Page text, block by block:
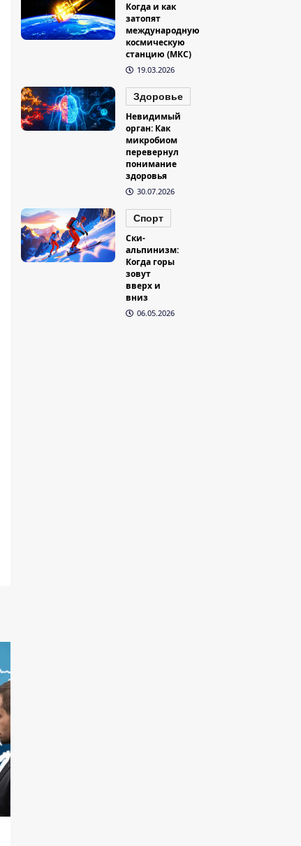
Когда и как
затопят
международную
космическую
станцию (МКС)
19.03.2026
Здоровье
Невидимый
орган: Как
микробиом
перевернул
понимание
здоровья
30.07.2026
Спорт
Ски-
альпинизм:
Когда горы
зовут
вверх и
вниз
06.05.2026